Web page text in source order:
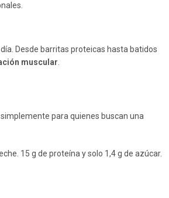
Desde barritas proteicas hasta batidos
muscular.
simplemente para quienes buscan una
15 g de proteína y solo 1,4 g de azúcar.